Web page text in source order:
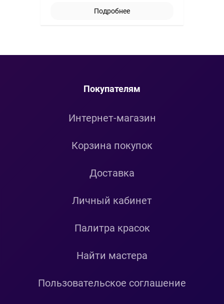
Подробнее
Покупателям
Интернет-магазин
Корзина покупок
Доставка
Личный кабинет
Палитра красок
Найти мастера
Пользовательское соглашение